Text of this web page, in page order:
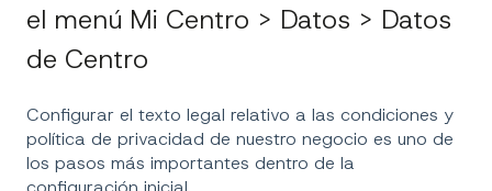
el menú Mi Centro > Datos > Datos
de Centro
Configurar el texto legal relativo a las condiciones y
política de privacidad de nuestro negocio es uno de
los pasos más importantes dentro de la